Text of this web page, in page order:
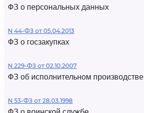
ФЗ о персональных данных
N 44-ФЗ от 05.04.2013
ФЗ о госзакупках
N 229-ФЗ от 02.10.2007
ФЗ об исполнительном производстве
N 53-ФЗ от 28.03.1998